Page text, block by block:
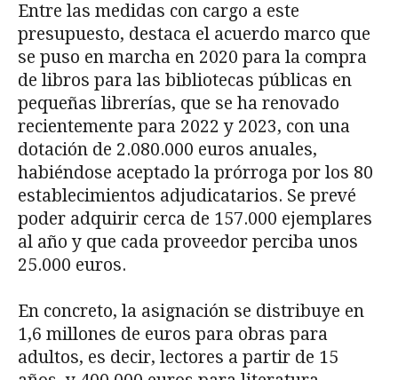
Entre las medidas con cargo a este
presupuesto, destaca el acuerdo marco que
se puso en marcha en 2020 para la compra
de libros para las bibliotecas públicas en
pequeñas librerías, que se ha renovado
recientemente para 2022 y 2023, con una
dotación de 2.080.000 euros anuales,
habiéndose aceptado la prórroga por los 80
establecimientos adjudicatarios. Se prevé
poder adquirir cerca de 157.000 ejemplares
al año y que cada proveedor perciba unos
25.000 euros.
En concreto, la asignación se distribuye en
1,6 millones de euros para obras para
adultos, es decir, lectores a partir de 15